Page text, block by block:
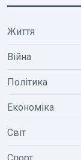
Життя
Війна
Політика
Економіка
Світ